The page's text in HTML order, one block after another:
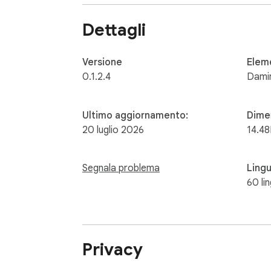
- Chrome only (MV3 required)
- Unified element zapper/picker interface
- Keyword-based DOM filtering
Free to use. No data collection. No
Dettagli
Versione
0.1.2.4
Ultimo aggiornamento:
20 luglio 2026
Segnala problema
60
Privacy